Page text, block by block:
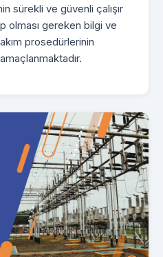
sürekli ve güvenli çalışır
olması gereken bilgi ve
prosedürlerinin